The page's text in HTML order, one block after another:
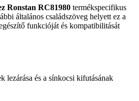
Ronstan RC81980 termékspecifikus
általános családszöveg helyett ez a
funkcióját és kompatibilitását
lezárása és a sínkocsi kifutásának